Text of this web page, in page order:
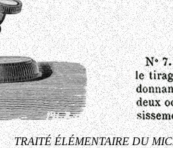
TRAITÉ ÉLÉMENTAIRE DU